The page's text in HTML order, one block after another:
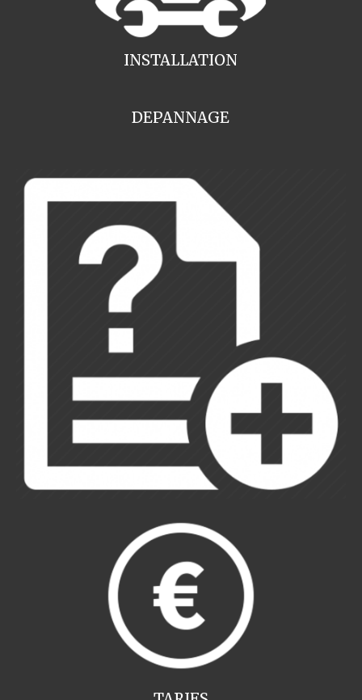
INSTALLATION
DEPANNAGE